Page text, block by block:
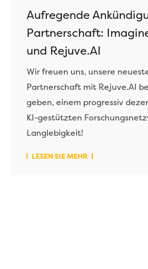
Aufregende
Partnerschaft:
und Rejuve.AI
Wir freuen uns, unsere
Partnerschaft mit Rejuve.AI
geben, einem progressiv
KI-gestützten
Langlebigkeit!
LESEN SIE MEHR